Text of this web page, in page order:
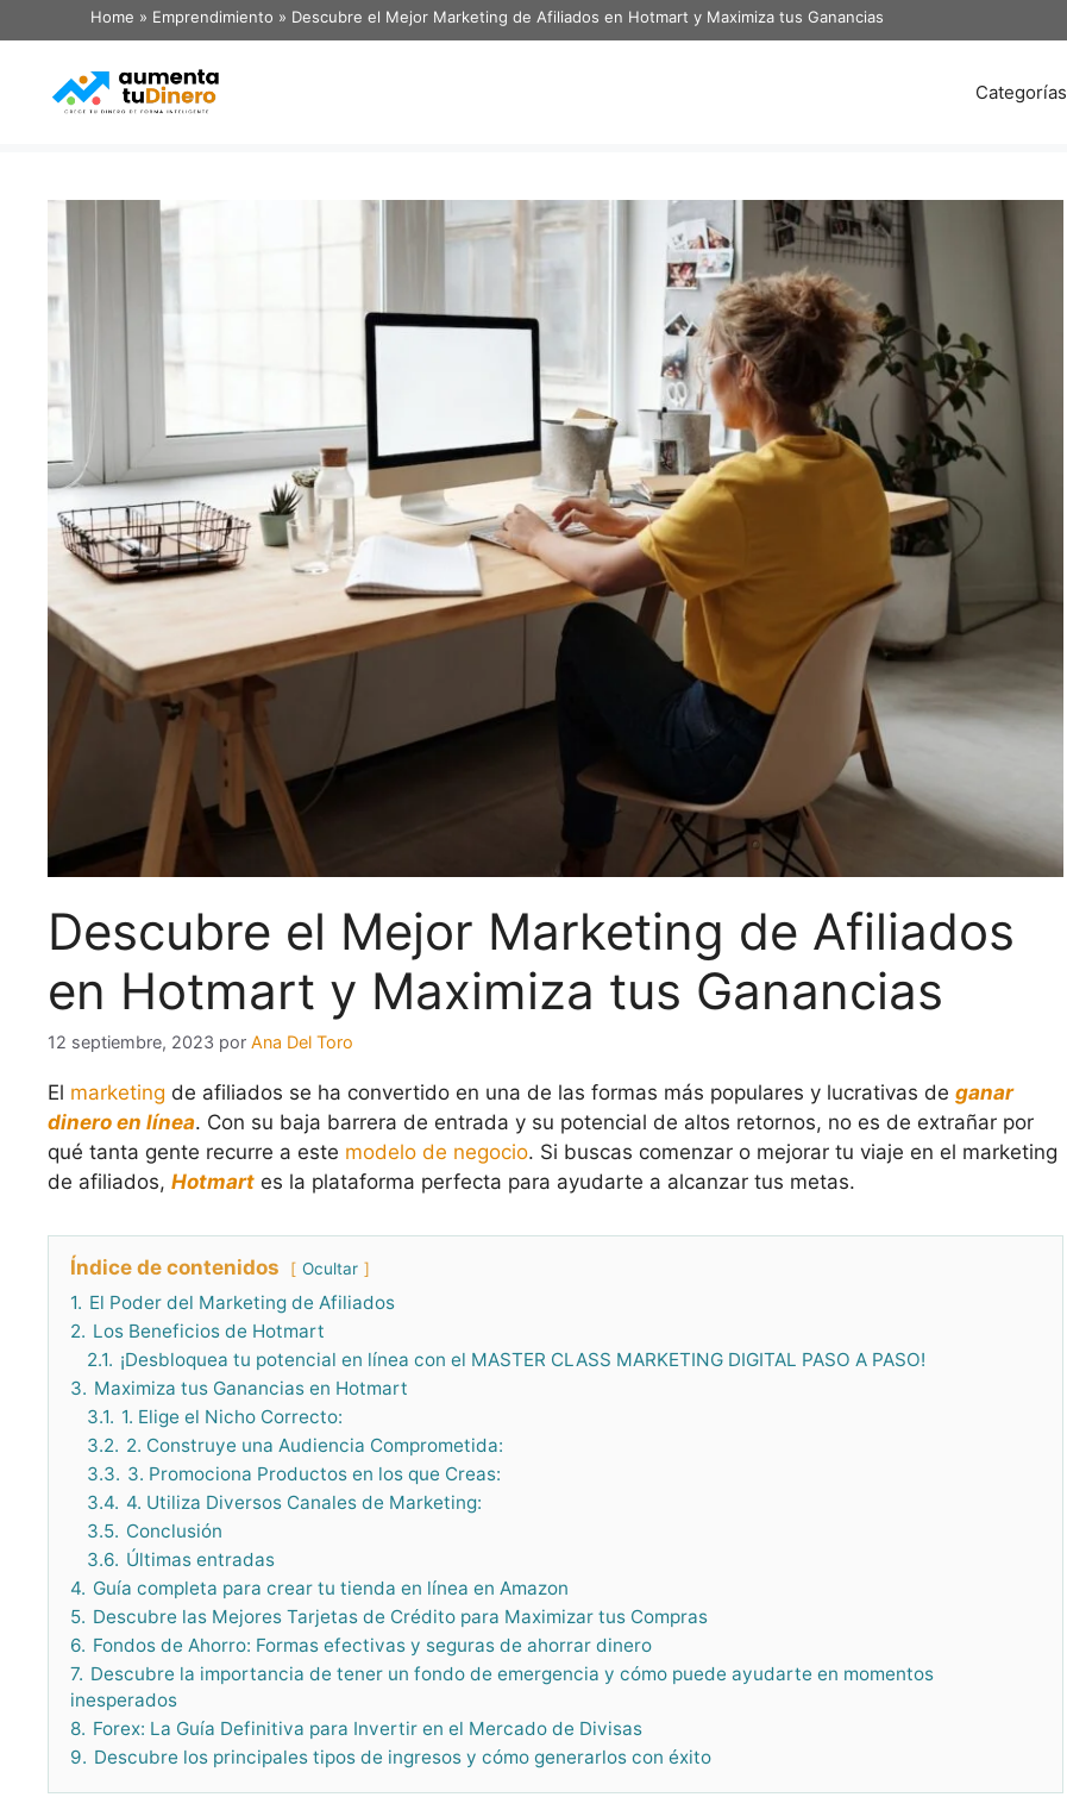
Home » Emprendimiento » Descubre el Mejor Marketing de Afiliados en Hotmart y Maximiza tus Ganancias
Categorías
Descubre el Mejor Marketing de Afiliados
en Hotmart y Maximiza tus Ganancias
12 septiembre, 2023 por Ana Del Toro
El marketing de afiliados se ha convertido en una de las formas más populares y lucrativas de ganar
dinero en línea. Con su baja barrera de entrada y su potencial de altos retornos, no es de extrañar por
qué tanta gente recurre a este modelo de negocio. Si buscas comenzar o mejorar tu viaje en el marketing
de afiliados, Hotmart es la plataforma perfecta para ayudarte a alcanzar tus metas.
Índice de contenidos Ocultar
1. El Poder del Marketing de Afiliados
2. Los Beneficios de Hotmart
2.1. ¡Desbloquea tu potencial en línea con el MASTER CLASS MARKETING DIGITAL PASO A PASO!
3. Maximiza tus Ganancias en Hotmart
3.1. 1. Elige el Nicho Correcto:
3.2. 2. Construye una Audiencia Comprometida:
3.3. 3. Promociona Productos en los que Creas:
3.4. 4. Utiliza Diversos Canales de Marketing:
3.5. Conclusión
3.6. Últimas entradas
4. Guía completa para crear tu tienda en línea en Amazon
5. Descubre las Mejores Tarjetas de Crédito para Maximizar tus Compras
6. Fondos de Ahorro: Formas efectivas y seguras de ahorrar dinero
7. Descubre la importancia de tener un fondo de emergencia y cómo puede ayudarte en momentos
inesperados
8. Forex: La Guía Definitiva para Invertir en el Mercado de Divisas
9. Descubre los principales tipos de ingresos y cómo generarlos con éxito